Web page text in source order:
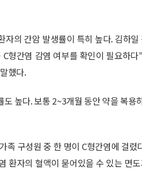
의 간암 발생률이 특히 높다. 김하
형간염 감염 여부를 확인이 필요하
했다.
높다. 보통 2~3개월 동안 약을 복용
족 구성원 중 한 명이 C형간염에 걸렸
환자의 혈액이 묻어있을 수 있는 면